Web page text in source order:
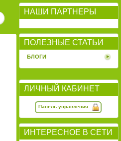
НАШИ ПАРТНЕРЫ
ПОЛЕЗНЫЕ СТАТЬИ
БЛОГИ
ЛИЧНЫЙ КАБИНЕТ
Панель управления
ИНТЕРЕСНОЕ В СЕТИ